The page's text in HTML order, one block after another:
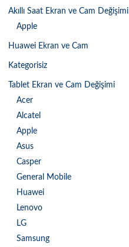
Akıllı Saat Ekran ve Cam Değişimi
Apple
Huawei Ekran ve Cam
Kategorisiz
Tablet Ekran ve Cam Değişimi
Acer
Alcatel
Apple
Asus
Casper
General Mobile
Huawei
Lenovo
LG
Samsung